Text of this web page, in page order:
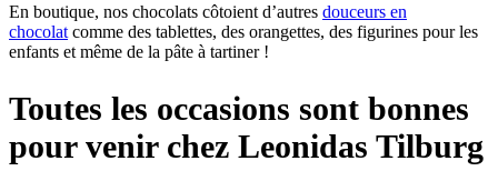
En boutique, nos chocolats côtoient d’autres douceurs en
chocolat comme des tablettes, des orangettes, des figurines pour les
enfants et même de la pâte à tartiner !
Toutes les occasions sont bonnes
pour venir chez Leonidas Tilburg